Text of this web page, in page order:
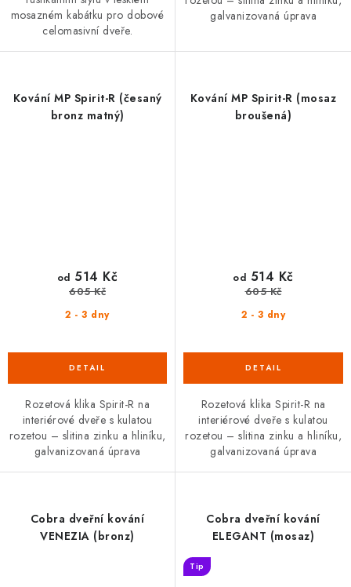
mosazném kabátku pro dobové
celomasivní dveře.
galvanizovaná úprava
Kování MP Spirit-R (česaný
bronz matný)
2 - 3 dny
od 514 Kč
605 Kč
Rozetová klika Spirit-R na
interiérové dveře s kulatou
rozetou – slitina zinku a hliníku,
galvanizovaná úprava
Kování MP Spirit-R (mosaz
broušená)
2 - 3 dny
od 514 Kč
605 Kč
Rozetová klika Spirit-R na
interiérové dveře s kulatou
rozetou – slitina zinku a hliníku,
galvanizovaná úprava
Cobra dveřní kování
VENEZIA (bronz)
Cobra dveřní kování
ELEGANT (mosaz)
Tip